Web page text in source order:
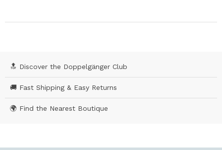
🔝 Discover the Doppelgänger Club
🚚 Fast Shipping & Easy Returns
🌍 Find the Nearest Boutique